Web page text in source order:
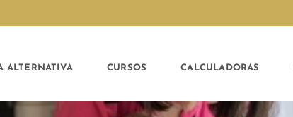
ALTERNATIVA CURSOS CALCULADORAS